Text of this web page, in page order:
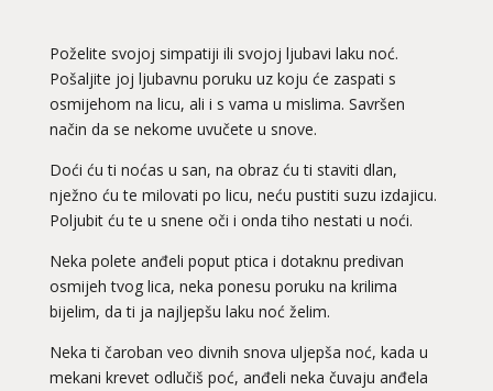
Poželite svojoj simpatiji ili svojoj ljubavi laku noć.
Pošaljite joj ljubavnu poruku uz koju će zaspati s
osmijehom na licu, ali i s vama u mislima. Savršen
način da se nekome uvučete u snove.
Doći ću ti noćas u san, na obraz ću ti staviti dlan,
nježno ću te milovati po licu, neću pustiti suzu izdajicu.
Poljubit ću te u snene oči i onda tiho nestati u noći.
Neka polete anđeli poput ptica i dotaknu predivan
osmijeh tvog lica, neka ponesu poruku na krilima
bijelim, da ti ja najljepšu laku noć želim.
Neka ti čaroban veo divnih snova uljepša noć, kada u
mekani krevet odlučiš poć, anđeli neka čuvaju anđela